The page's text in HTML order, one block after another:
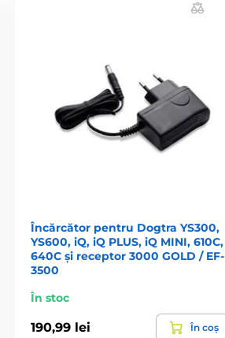
Încărcător pentru Dogtra YS300,
YS600, iQ, iQ PLUS, iQ MINI, 610C,
640C și receptor 3000 GOLD / EF-
3500
În stoc
190,99 lei În coș